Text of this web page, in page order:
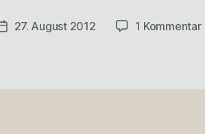
Veröffentlichungsdatum
27. August 2012 1 Kommentarzu